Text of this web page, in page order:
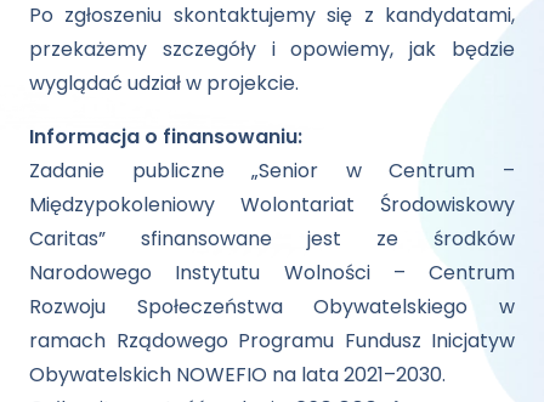
Po zgłoszeniu skontaktujemy się z kandydatami,
przekażemy szczegóły i opowiemy, jak będzie
wyglądać udział w projekcie.
Informacja o finansowaniu:
Zadanie publiczne „Senior w Centrum –
Międzypokoleniowy Wolontariat Środowiskowy
Caritas” sfinansowane jest ze środków
Narodowego Instytutu Wolności – Centrum
Rozwoju Społeczeństwa Obywatelskiego w
ramach Rządowego Programu Fundusz Inicjatyw
Obywatelskich NOWEFIO na lata 2021–2030.